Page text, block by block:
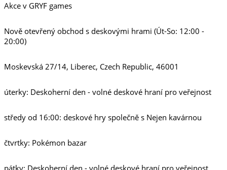
Akce v GRYF games
Nově otevřený obchod s deskovými hrami (Út-So: 12:00 -
20:00)
Moskevská 27/14, Liberec, Czech Republic, 46001
úterky: Deskoherní den - volné deskové hraní pro veřejnost
středy od 16:00: deskové hry společně s Nejen kavárnou
čtvrtky: Pokémon bazar
pátky: Deskoherní den - volné deskové hraní pro veřejnost